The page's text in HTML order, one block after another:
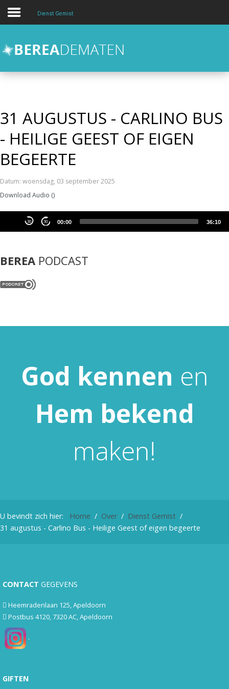
Contact
Dienst Gemist
31 AUGUSTUS - CARLINO BUS
- HEILIGE GEEST OF EIGEN
BEGEERTE
Datum: woensdag, 03 september 2025
Download Audio ()
Audiospeler
30 30 00:00 36:10
BEREA PODCAST
God kennen en
Hem bekend
maken!
U bevindt zich hier: Home Over
Dienst Gemist
31 augustus - Carlino Bus - Heilige Geest of eigen begeerte
CONTACT GEGEVENS
Heemradenlaan 125, Apeldoorn
Postbus 4120, 7320 AC, Apeldoorn
.
GIFTEN